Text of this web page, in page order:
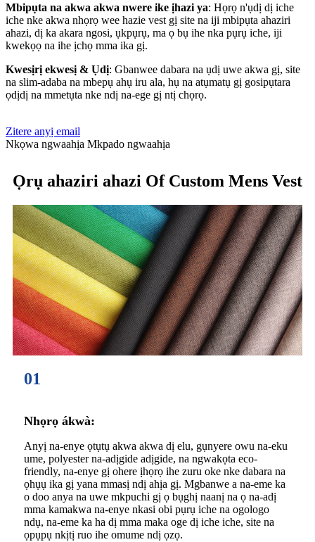
Mbipụta na akwa akwa nwere ike ịhazi ya: Họrọ n'ụdị dị iche
iche nke akwa nhọrọ wee hazie vest gị site na iji mbipụta ahaziri
ahazi, dị ka akara ngosi, ụkpụrụ, ma ọ bụ ihe nka pụrụ iche, iji
kwekọọ na ihe ịchọ mma ika gị.
Kwesịrị ekwesị & Ụdị: Gbanwee dabara na ụdị uwe akwa gị, site
na slim-adaba na mbepụ ahụ iru ala, hụ na atụmatụ gị gosipụtara
ọdịdị na mmetụta nke ndị na-ege gị ntị chọrọ.
Zitere anyị email
Nkọwa ngwaahịa Mkpado ngwaahịa
Ọrụ ahaziri ahazi Of Custom Mens Vest
01
Nhọrọ ákwà:
Anyị na-enye ọtụtụ akwa akwa dị elu, gụnyere owu na-eku
ume, polyester na-adịgide adịgide, na ngwakọta eco-
friendly, na-enye gị ohere ịhọrọ ihe zuru oke nke dabara na
ọhụụ ika gị yana mmasị ndị ahịa gị. Mgbanwe a na-eme ka
o doo anya na uwe mkpuchi gị ọ bụghị naanị na ọ na-adị
mma kamakwa na-enye nkasi obi pụrụ iche na ogologo
ndụ, na-eme ka ha dị mma maka oge dị iche iche, site na
ọpụpụ nkịtị ruo ihe omume ndị ọzọ.